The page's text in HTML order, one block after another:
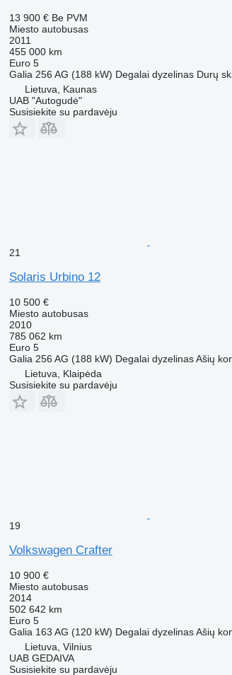
13 900 € Be PVM
Miesto autobusas
2011
455 000 km
Euro 5
Galia 256 AG (188 kW) Degalai dyzelinas Durų
Lietuva, Kaunas
UAB "Autogudė"
Susisiekite su pardavėju
21
Solaris Urbino 12
10 500 €
Miesto autobusas
2010
785 062 km
Euro 5
Galia 256 AG (188 kW) Degalai dyzelinas Ašių
Lietuva, Klaipėda
Susisiekite su pardavėju
19
Volkswagen Crafter
10 900 €
Miesto autobusas
2014
502 642 km
Euro 5
Galia 163 AG (120 kW) Degalai dyzelinas Ašių
Lietuva, Vilnius
UAB GEDAIVA
Susisiekite su pardavėju